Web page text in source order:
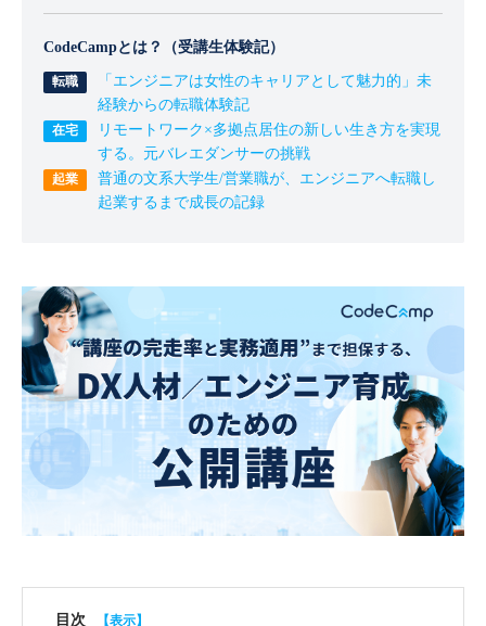
CodeCampとは？（受講生体験記）
「エンジニアは女性のキャリアとして魅力的」未
経験からの転職体験記
リモートワーク×多拠点居住の新しい生き方を実現
する。元バレエダンサーの挑戦
普通の文系大学生/営業職が、エンジニアへ転職し
起業するまで成長の記録
目次